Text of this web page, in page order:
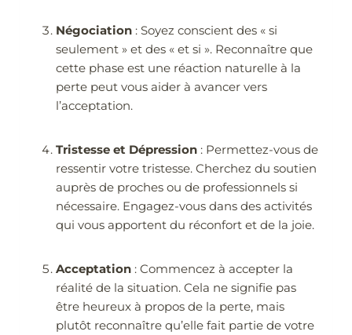
Négociation : Soyez conscient des « si
seulement » et des « et si ». Reconnaître que
cette phase est une réaction naturelle à la
perte peut vous aider à avancer vers
l’acceptation.
Tristesse et Dépression : Permettez-vous de
ressentir votre tristesse. Cherchez du soutien
auprès de proches ou de professionnels si
nécessaire. Engagez-vous dans des activités
qui vous apportent du réconfort et de la joie.
Acceptation : Commencez à accepter la
réalité de la situation. Cela ne signifie pas
être heureux à propos de la perte, mais
plutôt reconnaître qu’elle fait partie de votre